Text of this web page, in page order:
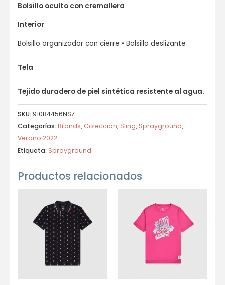
Bolsillo oculto con cremallera
Interior
Bolsillo organizador con cierre • Bolsillo deslizante
Tela
Tejido duradero de piel sintética resistente al agua.
SKU: 910B4456NSZ
Categorías: Brands, Colección, Sling, Sprayground,
Verano 2022
Etiqueta: Sprayground
Productos relacionados